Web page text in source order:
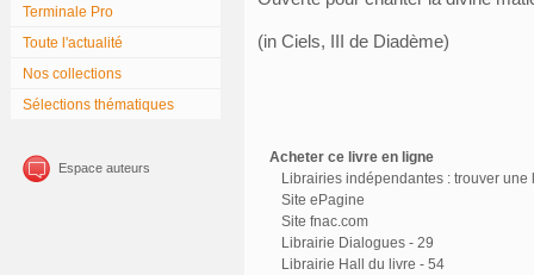
Terminale Pro
Toute l'actualité
Nos collections
Sélections thématiques
Espace auteurs
(in Ciels, III de Diadème)
Acheter ce livre en ligne
Librairies indépendantes : trouver une
Site ePagine
Site fnac.com
Librairie Dialogues - 29
Librairie Hall du livre - 54